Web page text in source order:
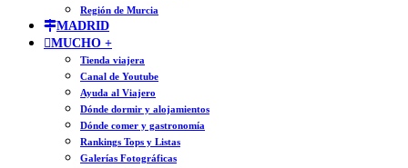
Región de Murcia
MADRID
MUCHO +
Tienda viajera
Canal de Youtube
Ayuda al Viajero
Dónde dormir y alojamientos
Dónde comer y gastronomía
Rankings Tops y Listas
Galerías Fotográficas